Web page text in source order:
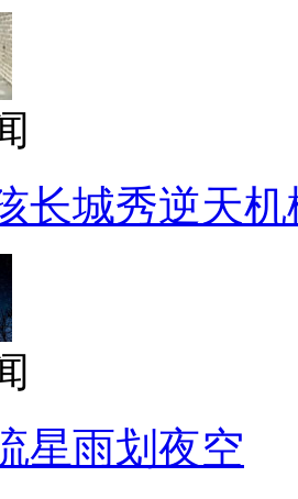
长城秀逆天机
星雨划夜空